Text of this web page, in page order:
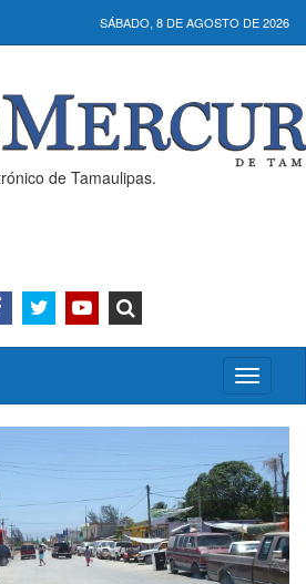
SÁBADO, 8 DE AGOSTO DE 2026
de Tamaulipas.
Activar/
menú